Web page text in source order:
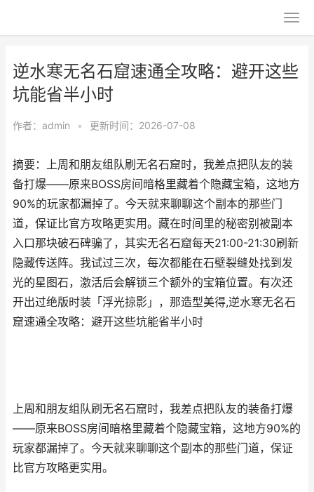
逆水寒无名石窟速通全攻略：避开这些
坑能省半小时
作者： admin • 更新时间：2026-07-08
摘要：上周和朋友组队刷无名石窟时，我差点把队友的装
备打爆——原来BOSS房间暗格里藏着个隐藏宝箱，这地方
90%的玩家都漏掉了。今天就来聊聊这个副本的那些门
道，保证比官方攻略更实用。藏在时间里的秘密别被副本
入口那块破石碑骗了，其实无名石窟每天21:00-21:30刷新
隐藏传送阵。我试过三次，每次都能在石壁裂缝处找到发
光的星图石，激活后会解锁三个额外的宝箱位置。有次还
开出过绝版时装「浮光掠影」，那造型美得,逆水寒无名石
窟速通全攻略：避开这些坑能省半小时
上周和朋友组队刷无名石窟时，我差点把队友的装备打爆
——原来BOSS房间暗格里藏着个隐藏宝箱，这地方90%的
玩家都漏掉了。今天就来聊聊这个副本的那些门道，保证
比官方攻略更实用。